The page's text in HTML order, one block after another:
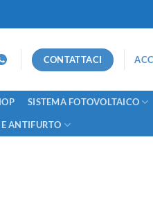
CONTATTACI
SISTEMA FOTOVOLTAICO
ANTIFURTO